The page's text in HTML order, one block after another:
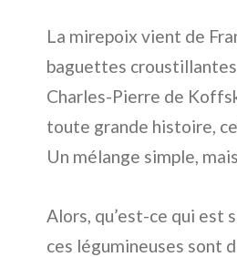
La mirepoix vient de
baguettes
Charles-Pierre de
toute grande histoire,
Un mélange simple,
Alors, qu’est-ce qui est
ces légumineuses sont